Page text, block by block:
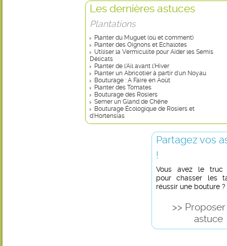
Les dernières astuces
Plantations
Planter du Muguet (où et comment)
Planter des Oignons et Echalotes
Utiliser la Vermiculite pour Aider les Semis
Délicats
Planter de l’Ail avant l’Hiver
Planter un Abricotier à partir d'un Noyau
Bouturage : A Faire en Août
Planter des Tomates
Bouturage des Rosiers
Semer un Gland de Chêne
Bouturage Écologique de Rosiers et
d'Hortensias
Partagez vos
!
Vous avez le truc
pour chasser les
réussir une bouture ?
>>
astuce